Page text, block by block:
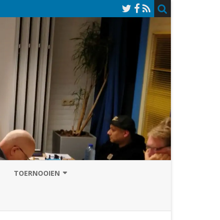
TOERNOOIEN